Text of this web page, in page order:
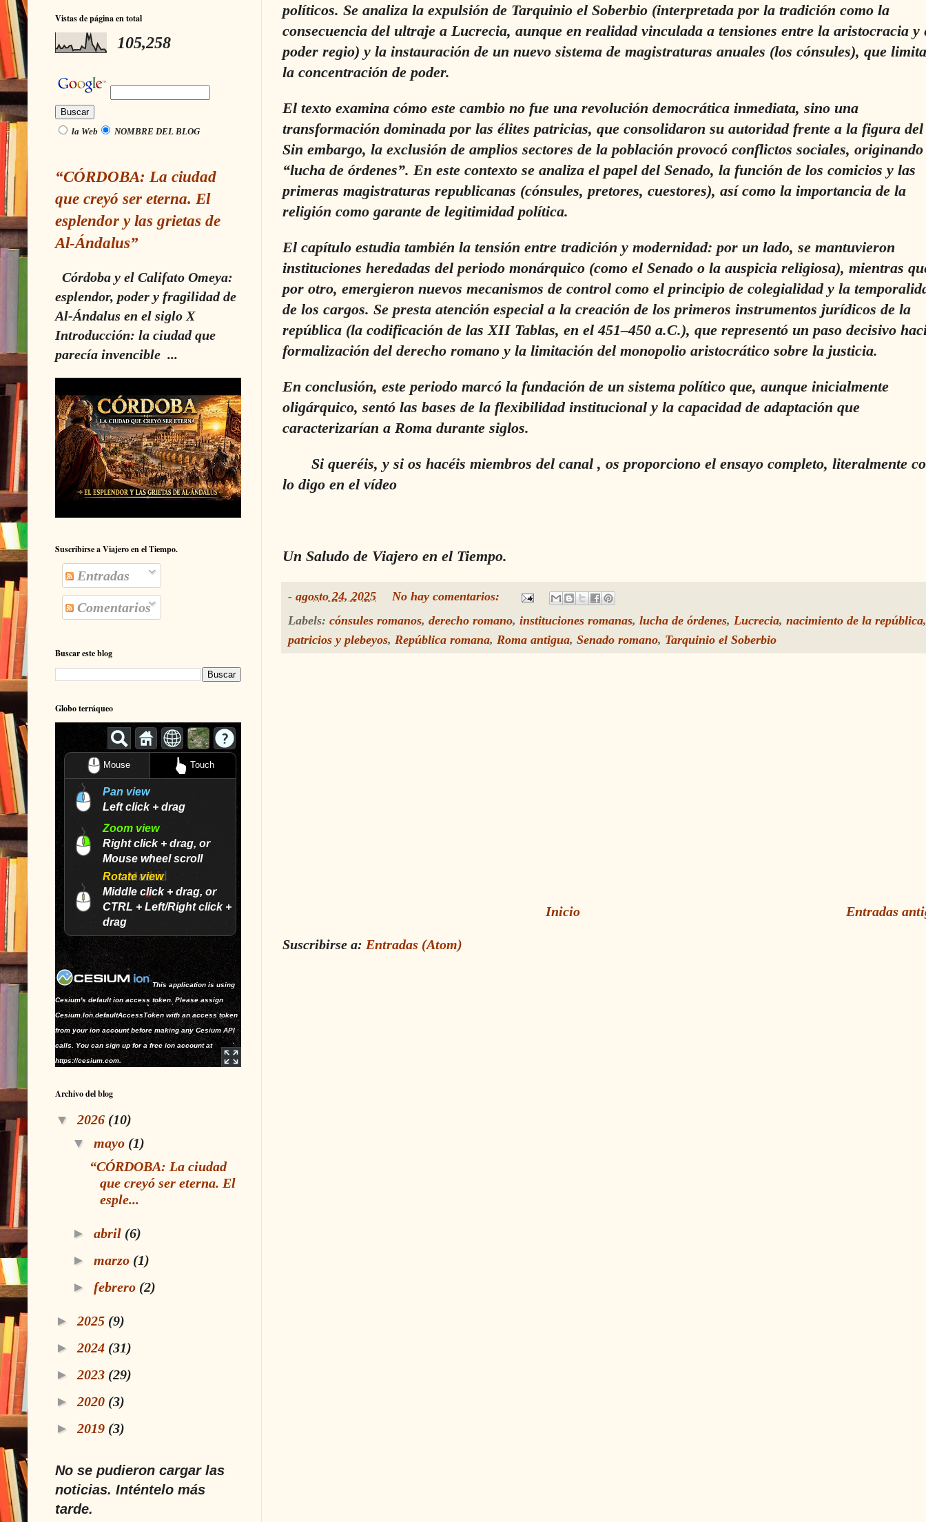
políticos. Se analiza la expulsión de Tarquinio el Soberbio (interpretada por la tradición como la
consecuencia del ultraje a Lucrecia, aunque en realidad vinculada a tensiones entre la aristocracia y
poder regio) y la instauración de un nuevo sistema de magistraturas anuales (los cónsules), que
la concentración de poder.
El texto examina cómo este cambio no fue una revolución democrática inmediata, sino una
transformación dominada por las élites patricias, que consolidaron su autoridad frente a la figura
Sin embargo, la exclusión de amplios sectores de la población provocó conflictos sociales,
“lucha de órdenes”. En este contexto se analiza el papel del Senado, la función de los comicios y las
primeras magistraturas republicanas (cónsules, pretores, cuestores), así como la importancia de la
religión como garante de legitimidad política.
El capítulo estudia también la tensión entre tradición y modernidad: por un lado, se mantuvieron
instituciones heredadas del periodo monárquico (como el Senado o la auspicia religiosa), mientras
por otro, emergieron nuevos mecanismos de control como el principio de colegialidad y la
de los cargos. Se presta atención especial a la creación de los primeros instrumentos jurídicos de la
república (la codificación de las XII Tablas, en el 451–450 a.C.), que representó un paso decisivo
formalización del derecho romano y la limitación del monopolio aristocrático sobre la justicia.
En conclusión, este periodo marcó la fundación de un sistema político que, aunque inicialmente
oligárquico, sentó las bases de la flexibilidad institucional y la capacidad de adaptación que
caracterizarían a Roma durante siglos.
Si queréis, y si os hacéis miembros del canal , os proporciono el ensayo completo, literalmente
lo digo en el vídeo
Un Saludo de Viajero en el Tiempo.
- agosto 24, 2025
No hay comentarios:
Labels: cónsules romanos, derecho romano, instituciones romanas, lucha de órdenes, Lucrecia, nacimiento de la república,
patricios y plebeyos, República romana, Roma antigua, Senado romano, Tarquinio el Soberbio
Entradas
Inicio
Suscribirse a: Entradas (Atom)
Vistas de página en total
105,258
la Web NOMBRE DEL BLOG
“CÓRDOBA: La ciudad
que creyó ser eterna. El
esplendor y las grietas de
Al-Ándalus”
Córdoba y el Califato Omeya:
esplendor, poder y fragilidad de
Al-Ándalus en el siglo X
Introducción: la ciudad que
parecía invencible ...
Suscribirse a Viajero en el Tiempo.
Entradas
Comentarios
Buscar este blog
Globo terráqueo
This application is using
Cesium's default ion access token. Please assign
Cesium.Ion.defaultAccessToken with an access token
from your ion account before making any Cesium API
calls. You can sign up for a free ion account at
https://cesium.com.
Mouse Touch
Pan view
Left click + drag
Zoom view
Right click + drag, or
Mouse wheel scroll
Rotate view
Middle click + drag, or
CTRL + Left/Right click +
drag
Archivo del blog
▼ 2026 (10)
▼ mayo (1)
“CÓRDOBA: La ciudad
que creyó ser eterna. El
esple...
► abril (6)
► marzo (1)
► febrero (2)
► 2025 (9)
► 2024 (31)
► 2023 (29)
► 2020 (3)
► 2019 (3)
No se pudieron cargar las
noticias. Inténtelo más
tarde.